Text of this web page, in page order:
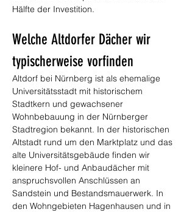
Hälfte der Investition.
Welche Altdorfer Dächer wir
typischerweise vorfinden
Altdorf bei Nürnberg ist als ehemalige
Universitätsstadt mit historischem
Stadtkern und gewachsener
Wohnbebauung in der Nürnberger
Stadtregion bekannt. In der historischen
Altstadt rund um den Marktplatz und das
alte Universitätsgebäude finden wir
kleinere Hof- und Anbaudächer mit
anspruchsvollen Anschlüssen an
Sandstein und Bestandsmauerwerk. In
den Wohngebieten Hagenhausen und in